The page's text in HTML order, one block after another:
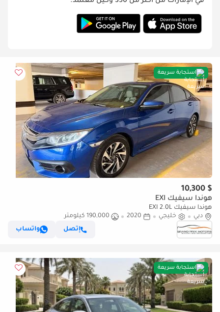
استجابة سريعة
$ 10,300
هوندا سيفيك EXI
هوندا سيفيك EXI 2.0L
دبي
خليجي 2020
190,000 كيلومتر
إتصل
واتساب
استجابة سريعة